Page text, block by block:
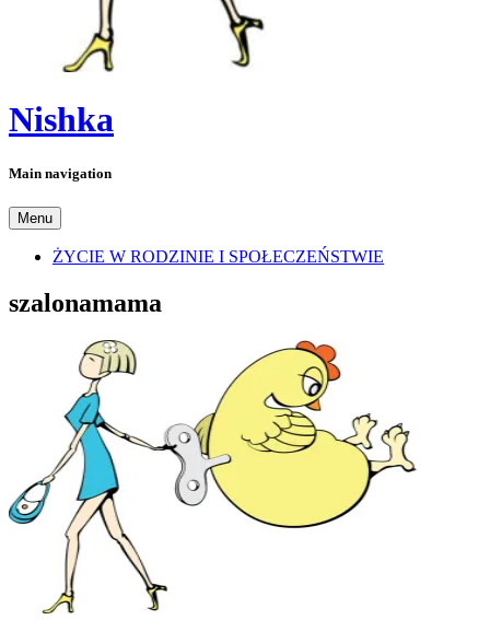
Nishka
Main navigation
Menu
ŻYCIE W RODZINIE I SPOŁECZEŃSTWIE
szalonamama